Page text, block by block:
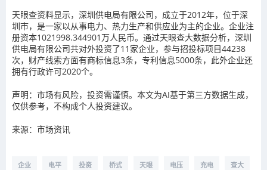
天眼查资料显示，深圳供电局有限公司，成立于2012年，位于深
圳市，是一家以从事电力、热力生产和供应业为主的企业。企业注
册资本1021998.344901万人民币。通过天眼查大数据分析，深圳
供电局有限公司共对外投资了11家企业，参与招投标项目44238
次，财产线索方面有商标信息3条，专利信息5000条，此外企业还
拥有行政许可2020个。
声明：市场有风险，投资需谨慎。本文为AI基于第三方数据生成，
仅供参考，不构成个人投资建议。
来源：市场资讯
企业 电平 投资 桥式 天眼 电压 充电 查大